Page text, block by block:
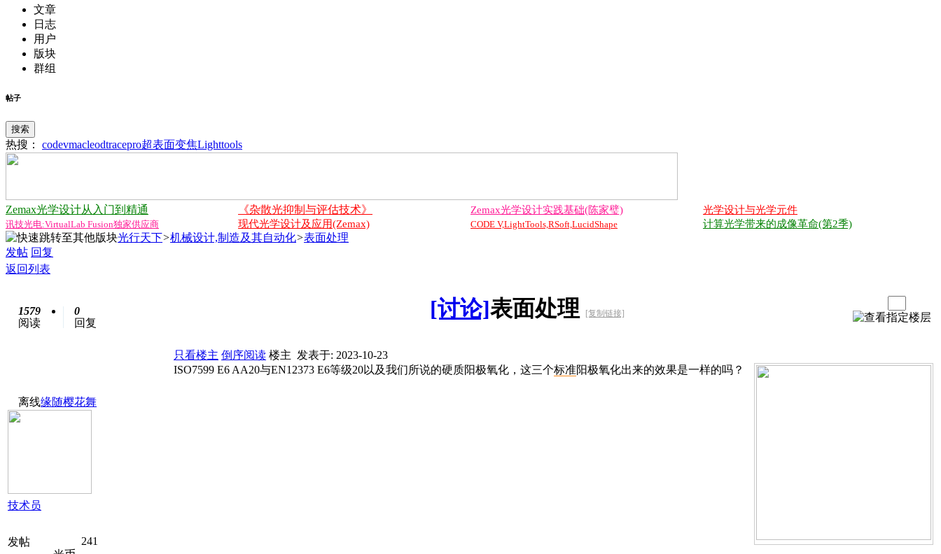
文章
日志
用户
版块
群组
帖子
搜索
热搜： codevmacleodtracepro超表面变焦Lighttools
Zemax光学设计从入门到精通 《杂散光抑制与评估技术》 Zemax光学设计实践基础(陈家璧) 光学设计与光学元件
讯技光电:VirtualLab Fusion独家供应商 现代光学设计及应用(Zemax) CODE V,LightTools,RSoft,LucidShape 计算光学带来的成像革命(第2季)
光行天下>机械设计,制造及其自动化>表面处理
发帖 回复
返回列表
1579
阅读
0
回复
[讨论]表面处理 [复制链接]
离线缘随樱花舞
技术员
发帖
241
只看楼主 倒序阅读 楼主 发表于: 2023-10-23
ISO7599 E6 AA20与EN12373 E6等级20以及我们所说的硬质阳极氧化，这三个标准阳极氧化出来的效果是一样的吗？